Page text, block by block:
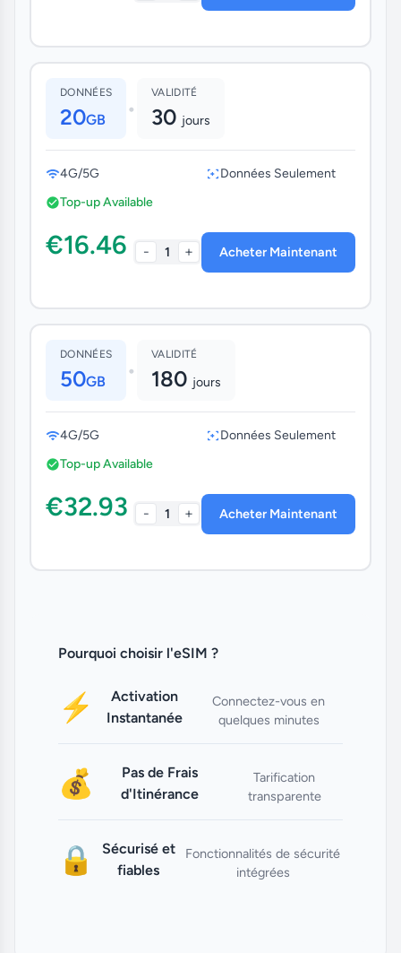
DONNÉES
20GB •
VALIDITÉ
30 jours
4G/5G
Données Seulement
Top-up Available
€16.46 - 1 + Acheter Maintenant
DONNÉES
50GB •
VALIDITÉ
180 jours
4G/5G
Données Seulement
Top-up Available
€32.93 - 1 + Acheter Maintenant
Pourquoi choisir l'eSIM ?
⚡
Activation
Instantanée
Connectez-vous en
quelques minutes
💰
Pas de Frais
d'Itinérance
Tarification
transparente
🔒
Sécurisé et
fiables
Fonctionnalités de sécurité
intégrées